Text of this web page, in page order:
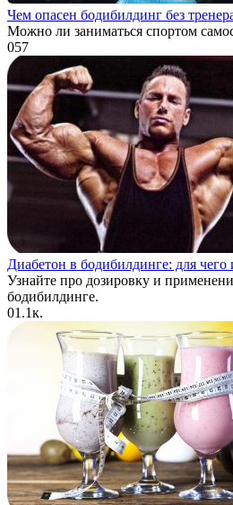
Чем опасен бодибилдинг без
Можно ли заниматься спортом
057
Диабетон в бодибилдинге: для
Узнайте про дозировку и
бодибилдинге.
01.1к.